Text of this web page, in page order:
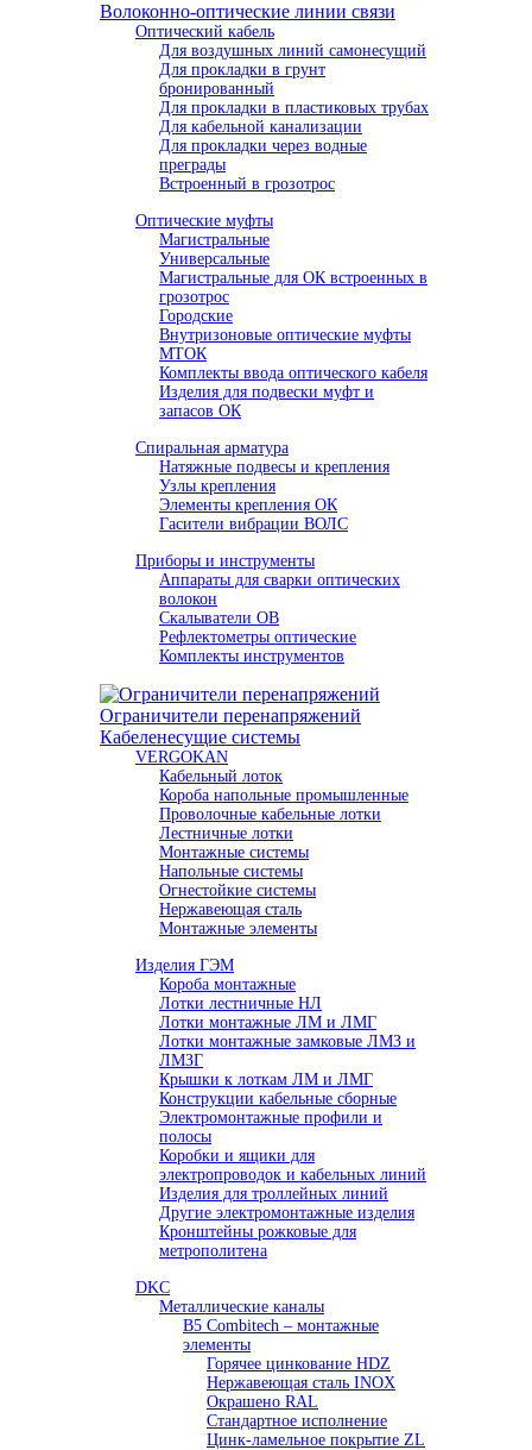
Волоконно-оптические линии связи
Оптический кабель
Для воздушных линий самонесущий
Для прокладки в грунт
бронированный
Для прокладки в пластиковых трубах
Для кабельной канализации
Для прокладки через водные
преграды
Встроенный в грозотрос
Оптические муфты
Магистральные
Универсальные
Магистральные для ОК встроенных в
грозотрос
Городские
Внутризоновые оптические муфты
МТОК
Комплекты ввода оптического кабеля
Изделия для подвески муфт и
запасов ОК
Спиральная арматура
Натяжные подвесы и крепления
Узлы крепления
Элементы крепления ОК
Гасители вибрации ВОЛС
Приборы и инструменты
Аппараты для сварки оптических
волокон
Скалыватели ОВ
Рефлектометры оптические
Комплекты инструментов
Ограничители перенапряжений
Кабеленесущие системы
VERGOKAN
Кабельный лоток
Короба напольные промышленные
Проволочные кабельные лотки
Лестничные лотки
Монтажные системы
Напольные системы
Огнестойкие системы
Нержавеющая сталь
Монтажные элементы
Изделия ГЭМ
Короба монтажные
Лотки лестничные НЛ
Лотки монтажные ЛМ и ЛМГ
Лотки монтажные замковые ЛМЗ и
ЛМЗГ
Крышки к лоткам ЛМ и ЛМГ
Конструкции кабельные сборные
Электромонтажные профили и
полосы
Коробки и ящики для
электропроводок и кабельных линий
Изделия для троллейных линий
Другие электромонтажные изделия
Кронштейны рожковые для
метрополитена
DKC
Металлические каналы
B5 Combitech – монтажные
элементы
Горячее цинкование HDZ
Нержавеющая сталь INOX
Окрашено RAL
Стандартное исполнение
Цинк-ламельное покрытие ZL